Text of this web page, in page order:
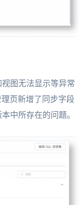
图无法显示等异常
页新增了同步字段
中所存在的问题。